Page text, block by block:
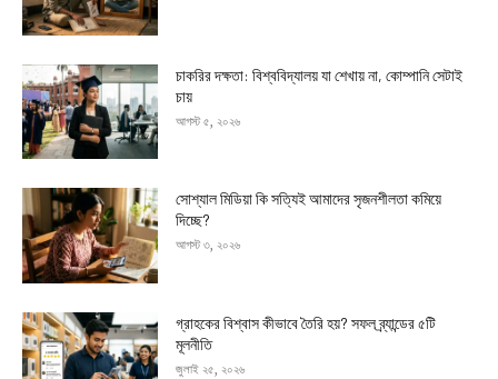
চাকরির দক্ষতা: বিশ্ববিদ্যালয় যা শেখায় না, কোম্পানি সেটাই
চায়
আগস্ট ৫, ২০২৬
সোশ্যাল মিডিয়া কি সত্যিই আমাদের সৃজনশীলতা কমিয়ে
দিচ্ছে?
আগস্ট ৩, ২০২৬
গ্রাহকের বিশ্বাস কীভাবে তৈরি হয়? সফল ব্র্যান্ডের ৫টি
মূলনীতি
জুলাই ২৫, ২০২৬